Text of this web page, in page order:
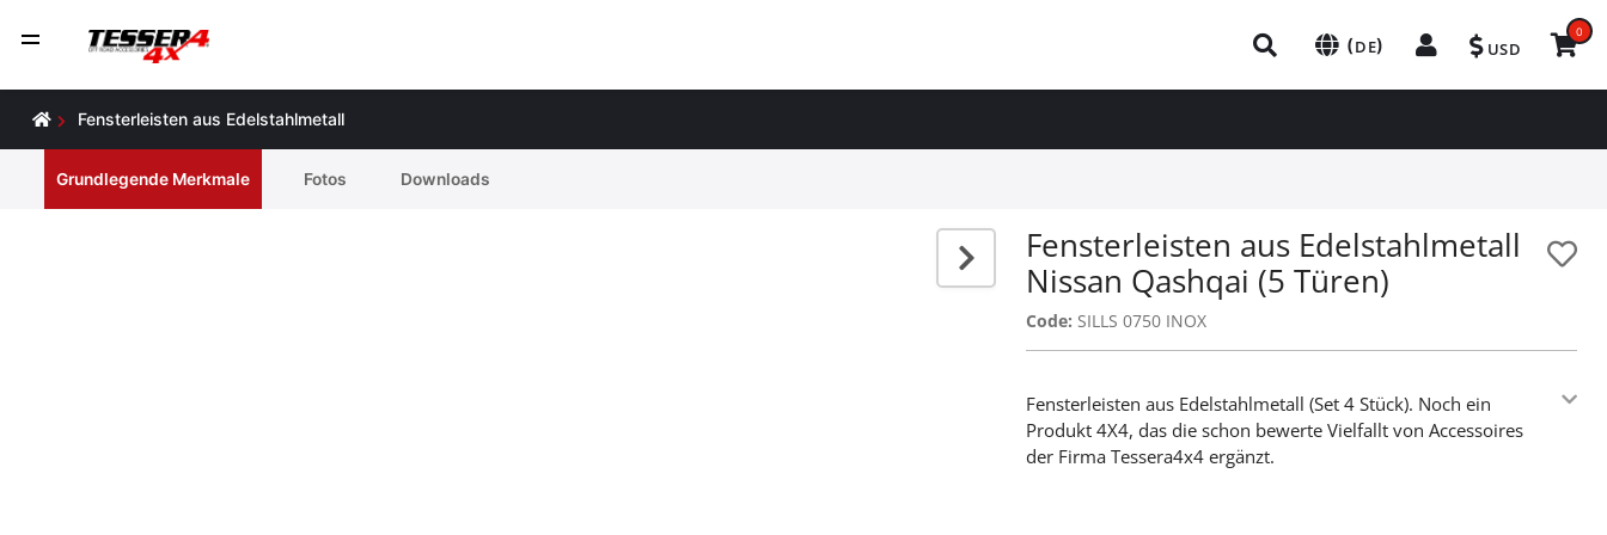
(DE) USD
0
Fensterleisten aus Edelstahlmetall
Grundlegende Merkmale Fotos Downloads
Fensterleisten aus Edelstahlmetall
Nissan Qashqai (5 Türen)
Code: SILLS 0750 INOX
Fensterleisten aus Edelstahlmetall (Set 4 Stück). Noch ein
Produkt 4X4, das die schon bewerte Vielfallt von Accessoires
der Firma Tessera4x4 ergänzt.